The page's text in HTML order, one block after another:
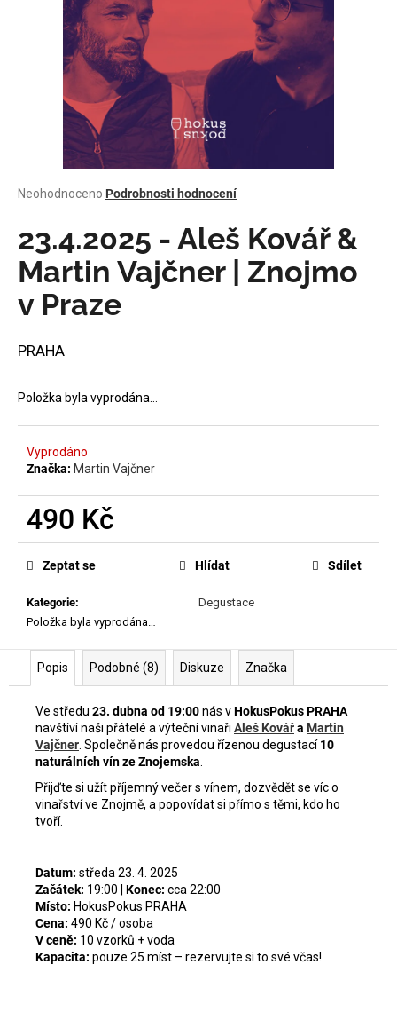
Průměrné
je
0,0
hvězdiček.
Neohodnoceno Podrobnosti hodnocení
23.4.2025 - Aleš Kovář &
Martin Vajčner | Znojmo
v Praze
PRAHA
Položka byla vyprodána…
Vyprodáno
Značka: Martin Vajčner
490 Kč
Měrná
cena:
Kategorie:
Degustace
Položka byla vyprodána…
Zeptat se Hlídat Sdílet
Popis Podobné (8) Diskuze Značka
Ve středu 23. dubna od 19:00nás vHokusPokus PRAHA
navštíví naši přátelé a výteční vinaři Aleš Kovářa Martin
Vajčner. Společně nás provedou řízenou degustací10
naturálních vín ze Znojemska.
Přijďte si užít příjemný večer s vínem, dozvědět se víc o
vinařství ve Znojmě, a popovídat si přímo s těmi, kdo ho
tvoří.
Datum: středa 23. 4. 2025
Začátek: 19:00 | Konec: cca 22:00
Místo: HokusPokus PRAHA
Cena: 490 Kč / osoba
V ceně: 10 vzorků + voda
Kapacita: pouze 25 míst – rezervujte si to své včas!
D
o
p
o
r
č
u
e
m
e
DODANE
DOMAINE
DE
SAINT
PETIT
CUROULET
699